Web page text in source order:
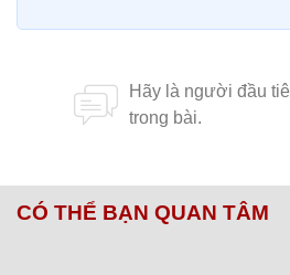
CÓ THỂ BẠN QUAN TÂM